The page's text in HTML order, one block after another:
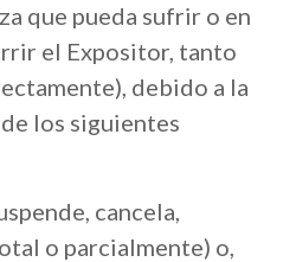
que pueda sufrir o en
el Expositor, tanto
debido a la
los siguientes
cancela,
o parcialmente) o,